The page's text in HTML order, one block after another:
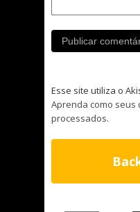
Esse site utiliza o
Aprenda como seus
processados.